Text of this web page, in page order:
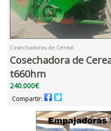
Cosechadoras de Cereal
Cosechadora de
t660hm
240.000€
Compartir: